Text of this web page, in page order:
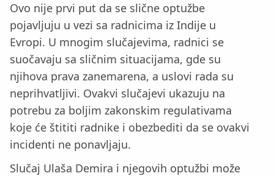
Ovo nije prvi put da se slične optužbe
pojavljuju u vezi sa radnicima iz Indije u
Evropi. U mnogim slučajevima, radnici se
suočavaju sa sličnim situacijama, gde su
njihova prava zanemarena, a uslovi rada su
neprihvatljivi. Ovakvi slučajevi ukazuju na
potrebu za boljim zakonskim regulativama
koje će štititi radnike i obezbediti da se ovakvi
incidenti ne ponavljaju.
Slučaj Ulaša Demira i njegovih optužbi može